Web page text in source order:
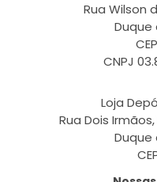
Rua Wilson
Duque
CNPJ
Loja
Rua Dois
Duque